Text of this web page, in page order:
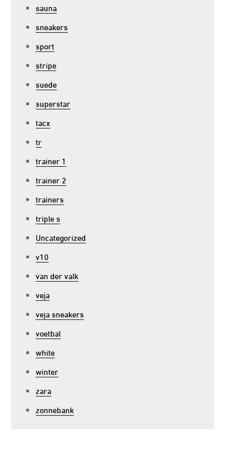
sauna
sneakers
sport
stripe
suede
superstar
tacx
tr
trainer 1
trainer 2
trainers
triple s
Uncategorized
v10
van der valk
veja
veja sneakers
voetbal
white
winter
zara
zonnebank